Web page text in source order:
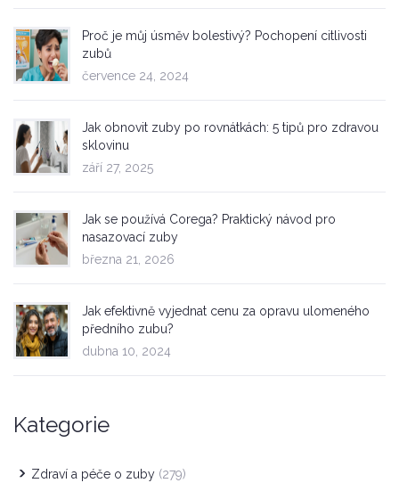
Proč je můj úsměv bolestivý? Pochopení citlivosti
zubů
července 24, 2024
Jak obnovit zuby po rovnátkách: 5 tipů pro zdravou
sklovinu
září 27, 2025
Jak se používá Corega? Praktický návod pro
nasazovací zuby
března 21, 2026
Jak efektivně vyjednat cenu za opravu ulomeného
předního zubu?
dubna 10, 2024
Kategorie
Zdraví a péče o zuby (279)